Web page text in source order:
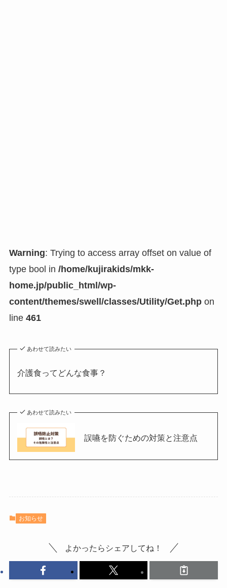
Warning: Trying to access array offset on value of
type bool in /home/kujirakids/mkk-
home.jp/public_html/wp-
content/themes/swell/classes/Utility/Get.phpon
line 461
あわせて読みたい
介護食ってどんな食事？
あわせて読みたい
誤嚥を防ぐための対策と注意点
お知らせ
よかったらシェアしてね！